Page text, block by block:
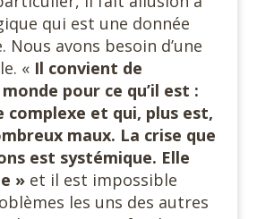
qui est une donnée
avons besoin d’une
« Il convient de
pour ce qu’il est :
complexe et qui, plus est,
maux. La crise que
est systémique. Elle
»et il est impossible
les uns des autres